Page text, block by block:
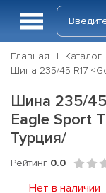
Главная Каталог
Шина 235/45 R17
Шина 235/45
Eagle Sport
Турция/
Рейтинг 0.0
Нет в наличии